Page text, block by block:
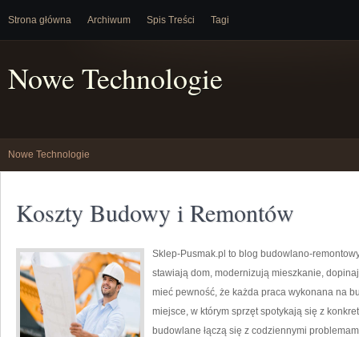
Strona główna Archiwum Spis Treści Tagi
Nowe Technologie
Nowe Technologie
Koszty Budowy i Remontów
Sklep-Pusmak.pl to blog budowlano-
stawiają dom, modernizują mieszkanie,
mieć pewność, że każda praca wykonana na
miejsce, w którym sprzęt spotykają się z
budowlane łączą się z codziennymi